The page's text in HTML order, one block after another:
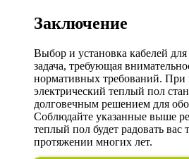
Заключение
Выбор и установка кабелей
задача, требующая
нормативных требований. При
электрический теплый пол
долговечным решением для
Соблюдайте указанные выше
теплый пол будет радовать
протяжении многих лет.